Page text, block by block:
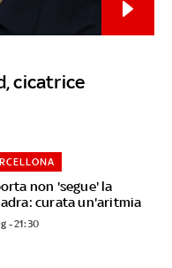
cicatrice
non 'segue' la
curata un'aritmia
- 21:30